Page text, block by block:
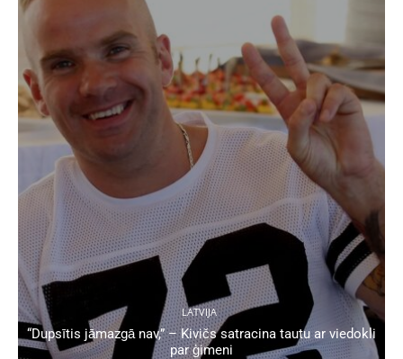
LATVIJA
“Dupsītis jāmazgā nav,” – Kivičs satracina tautu ar viedokli
par ģimeni